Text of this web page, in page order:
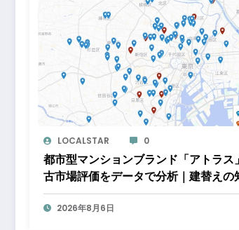
LOCALSTAR 0
都市型マンションブランド「アトラス
古市場評価をデータで分析｜建替えの
都心好立地、開発思想が支えるブラン
2026年8月6日